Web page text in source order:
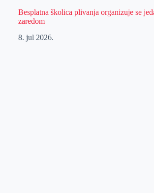
Besplatna školica plivanja organizuje se
zaredom
8. jul 2026.